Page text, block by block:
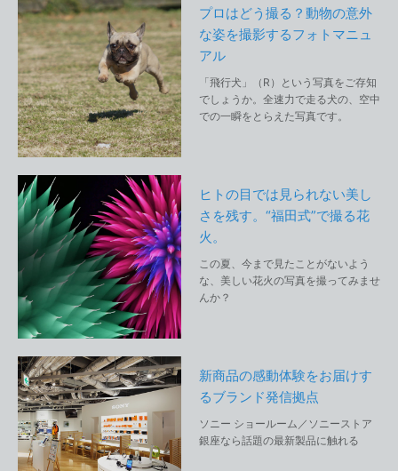
プロはどう撮る？動物の意外
な姿を撮影するフォトマニュ
アル
「飛行犬」（R）という写真をご存知
でしょうか。全速力で走る犬の、空中
での一瞬をとらえた写真です。
ヒトの目では見られない美し
さを残す。“福田式”で撮る花
火。
この夏、今まで見たことがないよう
な、美しい花火の写真を撮ってみませ
んか？
新商品の感動体験をお届けす
るブランド発信拠点
ソニー ショールーム／ソニーストア
銀座なら話題の最新製品に触れる